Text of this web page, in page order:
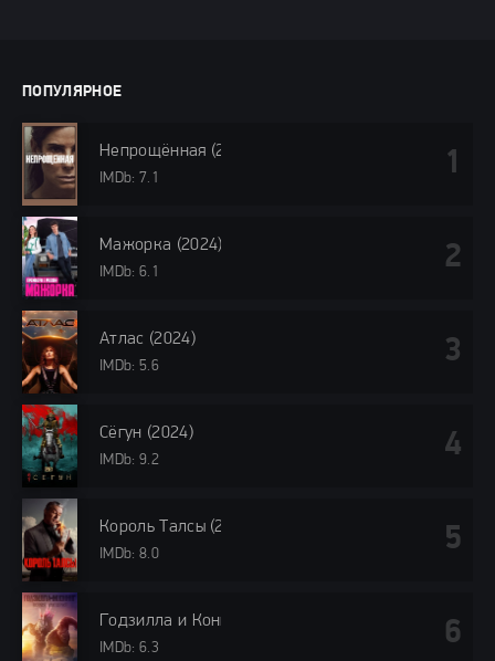
ПОПУЛЯРНОЕ
Непрощённая (2024)
IMDb: 7.1
Мажорка (2024)
IMDb: 6.1
Атлас (2024)
IMDb: 5.6
Сёгун (2024)
IMDb: 9.2
Король Талсы (2024)
IMDb: 8.0
Годзилла и Конг: Новая империя (2024)
IMDb: 6.3